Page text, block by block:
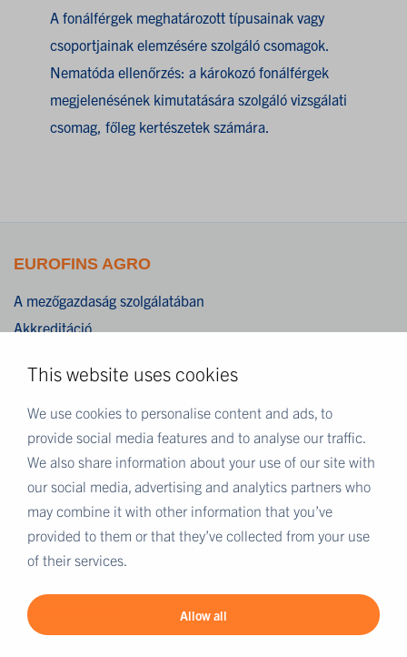
This website uses cookies
We use cookies to personalise content and ads, to
provide social media features and to analyse our traffic.
We also share information about your use of our site with
our social media, advertising and analytics partners who
may combine it with other information that you’ve
provided to them or that they’ve collected from your use
of their services.
Allow all
A fonálférgek meghatározott típusainak vagy
csoportjainak elemzésére szolgáló csomagok.
Nematóda ellenőrzés: a károkozó fonálférgek
megjelenésének kimutatására szolgáló vizsgálati
csomag, főleg kertészetek számára.
EUROFINS AGRO
A mezőgazdaság szolgálatában
Akkreditáció
Cookies
Web oldal ÁSZF
EUROFINS CSOPORT
Eurofins Scientific
Eurofins Scientific Group Directory
Eurofins Careers